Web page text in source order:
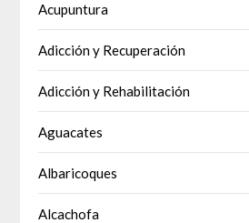
Acupuntura
Adicción y Recuperación
Adicción y Rehabilitación
Aguacates
Albaricoques
Alcachofa